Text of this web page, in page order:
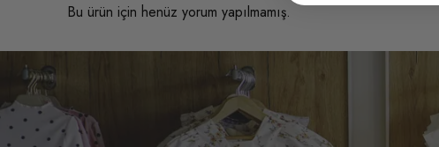
Bu ürün için henüz yorum yapılmamış.